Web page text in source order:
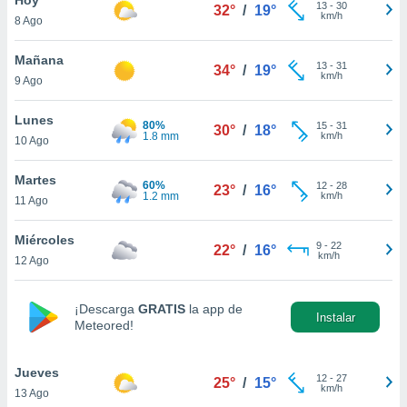
en
más
nuestra
de
aceptar
de
8 Ago
32° / 19° 13- 30
km/h
Mañana
9 Ago
34° / 19° 13- 31
km/h
Lunes
10 Ago
80%
1.8 mm
30° / 18° 15- 31
km/h
Martes
11 Ago
60%
1.2 mm
23° / 16° 12- 28
km/h
Miércoles
12 Ago
22° / 16° 9- 22
km/h
¡Descarga GRATIS la app de
Meteored!
Instalar
Jueves
13 Ago
25° / 15° 12- 27
km/h